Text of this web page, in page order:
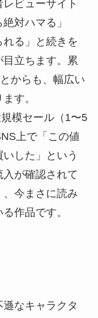
ビューサイト
対ハマる」
れる」と続きを
立ちます。累
からも、幅広い
す。
模セール（1〜5
上で「この値
した」という
が確認されて
今まさに読み
作品です。
なキャラクタ